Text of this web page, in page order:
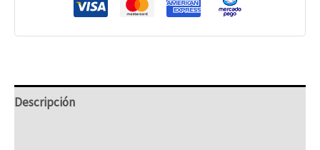
Descripción